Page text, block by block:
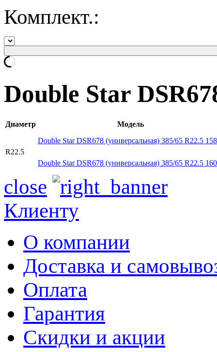
Комплект.:
Double Star
Диаметр Модель
R22.5
Double Star DSR678 (универсальная) 385/65 R22.5
Double Star DSR678 (универсальная) 385/65 R22.5
close
Клиенту
О компании
Доставка и
Оплата
Гарантия
Скидки и акции